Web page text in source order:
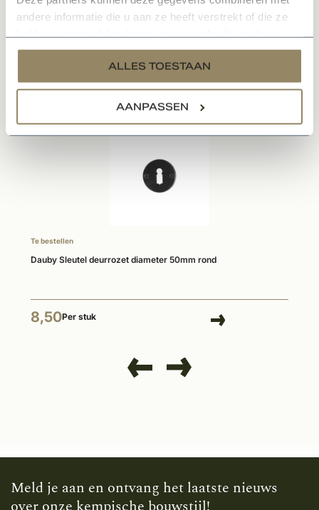
andere informatie die u aan ze heeft verstrekt of die ze
services.
ALLES TOESTAAN
AANPASSEN
Documenten
Gerelateerde producten
Te bestellen
Dauby Sleutel deurrozet diameter 50mm rond
8,50Per stuk
Meld je aan en ontvang het laatste nieuws